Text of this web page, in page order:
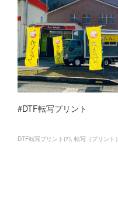
#DTF転写プリント
DTF転写プリント (7) 転写（プリント）